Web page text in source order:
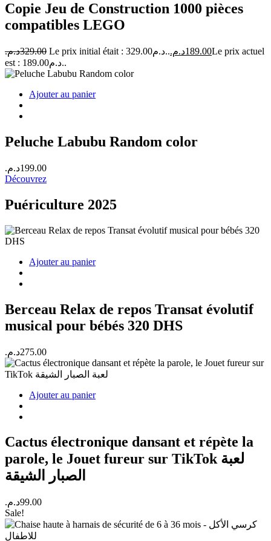
Copie Jeu de Construction 1000 pièces
compatibles LEGO
329.00د.م. Le prix initial était : 329.00د.م.. 189.00د.م.
Le prix actuel
est : 189.00د.م..
Ajouter au panier
Peluche Labubu Random color
199.00د.م.
Découvrez
Puériculture 2025
Ajouter au panier
Berceau Relax de repos Transat évolutif
musical pour bébés 320 DHS
275.00د.م.
Ajouter au panier
Cactus électronique dansant et répète la
parole, le Jouet fureur sur TikTok لعبة
الصبار الشيقة
99.00د.م.
Sale!